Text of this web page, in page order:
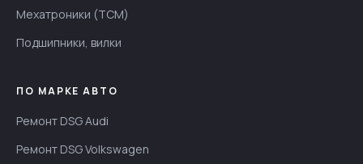
Мехатроники (TCM)
Подшипники, вилки
ПО МАРКЕ АВТО
Ремонт DSG Audi
Ремонт DSG Volkswagen